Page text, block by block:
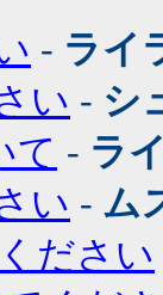
- ライ
い - シ
て - ラ
い - ム
ださい